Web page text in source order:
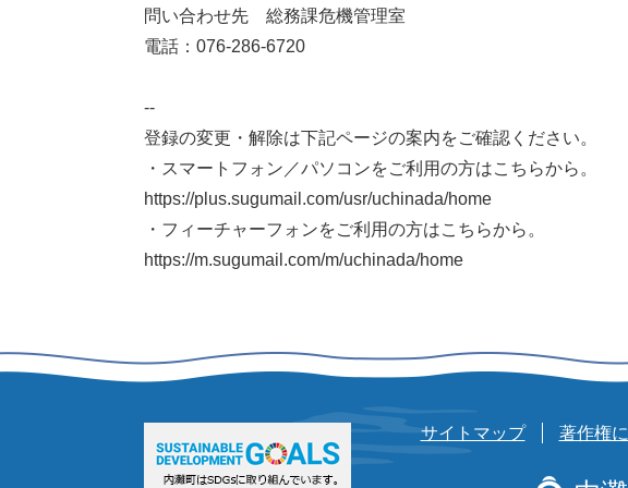
問い合わせ先 総務課危機管理室
電話：076-286-6720
--
登録の変更・解除は下記ページの案内をご確認ください。
・スマートフォン／パソコンをご利用の方はこちらから。
https://plus.sugumail.com/usr/uchinada/home
・フィーチャーフォンをご利用の方はこちらから。
https://m.sugumail.com/m/uchinada/home
サイトマップ 著作権